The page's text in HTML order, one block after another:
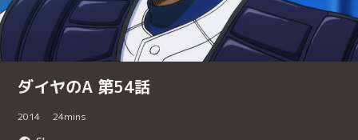
ダイヤのA 第54話
2014 24mins